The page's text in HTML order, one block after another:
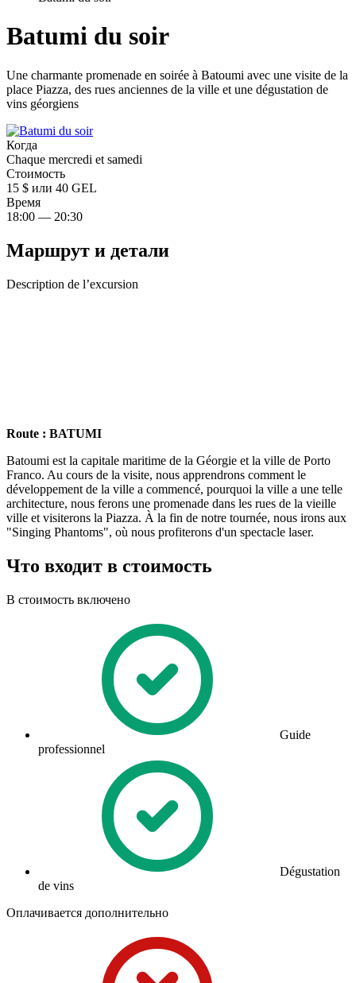
Batumi du soir
Une charmante promenade en soirée à Batoumi avec une visite de la
place Piazza, des rues anciennes de la ville et une dégustation de
vins géorgiens
Когда
Chaque mercredi et samedi
Стоимость
15 $ или 40 GEL
Время
18:00 — 20:30
Маршрут и детали
Description de l’excursion
Route : BATUMI
Batoumi est la capitale maritime de la Géorgie et la ville de Porto
Franco. Au cours de la visite, nous apprendrons comment le
développement de la ville a commencé, pourquoi la ville a une telle
architecture, nous ferons une promenade dans les rues de la vieille
ville et visiterons la Piazza. À la fin de notre tournée, nous irons aux
"Singing Phantoms", où nous profiterons d'un spectacle laser.
Что входит в стоимость
В стоимость включено
Guide
professionnel
Dégustation
de vins
Оплачивается дополнительно